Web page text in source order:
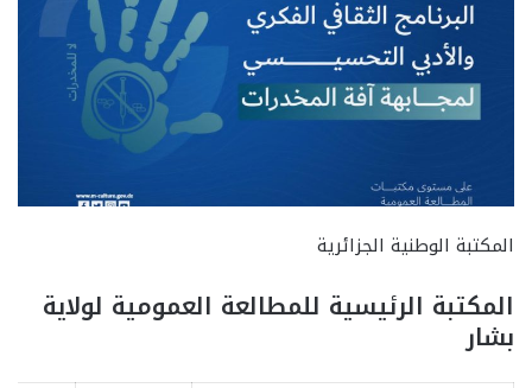
المکتبة الوطنیة الجزائریة
المکتبة الرئیسیة للمطالعة العمومیة لولایة
بشار